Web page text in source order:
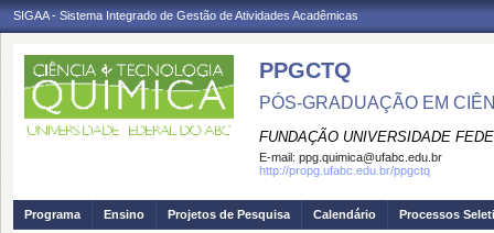
SIGAA - Sistema Integrado de Gestão de Atividades Acadêmicas
PPGCTQ
PÓS-GRADUAÇÃO EM
FUNDAÇÃO UNIVERSIDADE
E-mail: ppg.quimica@ufabc.edu.br
http://propg.ufabc.edu.br/ppgctq
Programa Ensino Projetos de Pesquisa Calendário Processos